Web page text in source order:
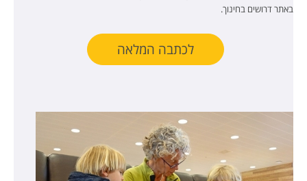
באתר דרושים בחינוך.
לכתבה המלאה